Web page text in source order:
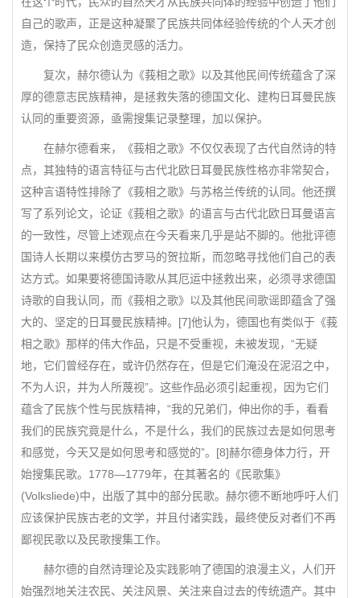
自己的歌声，正是这种凝聚了民族共同体经验传统的个人天才创
造，保持了民众创造灵感的活力。
复次，赫尔德认为《莪相之歌》以及其他民间传统蕴含了深
厚的德意志民族精神，是拯救失落的德国文化、建构日耳曼民族
认同的重要资源，亟需搜集记录整理，加以保护。
在赫尔德看来，《莪相之歌》不仅仅表现了古代自然诗的特
点，其独特的语言特征与古代北欧日耳曼民族性格亦非常契合，
这种言语特性排除了《莪相之歌》与苏格兰传统的认同。他还撰
写了系列论文，论证《莪相之歌》的语言与古代北欧日耳曼语言
的一致性，尽管上述观点在今天看来几乎是站不脚的。他批评德
国诗人长期以来模仿古罗马的贺拉斯，而忽略寻找他们自己的表
达方式。如果要将德国诗歌从其厄运中拯救出来，必须寻求德国
诗歌的自我认同，而《莪相之歌》以及其他民间歌谣即蕴含了强
大的、坚定的日耳曼民族精神。[7]他认为，德国也有类似于《莪
相之歌》那样的伟大作品，只是不受重视，未被发现，“无疑
地，它们曾经存在，或许仍然存在，但是它们淹没在泥沼之中，
不为人识，并为人所蔑视”。这些作品必须引起重视，因为它们
蕴含了民族个性与民族精神，“我的兄弟们，伸出你的手，看看
我们的民族究竟是什么，不是什么，我们的民族过去是如何思考
和感觉，今天又是如何思考和感觉的”。[8]赫尔德身体力行，开
始搜集民歌。1778—1779年，在其著名的《民歌集》
(Volksliede)中，出版了其中的部分民歌。赫尔德不断地呼吁人们
应该保护民族古老的文学，并且付诸实践，最终使反对者们不再
鄙视民歌以及民歌搜集工作。
赫尔德的自然诗理论及实践影响了德国的浪漫主义，人们开
始强烈地关注农民、关注风景、关注来自过去的传统遗产。其中